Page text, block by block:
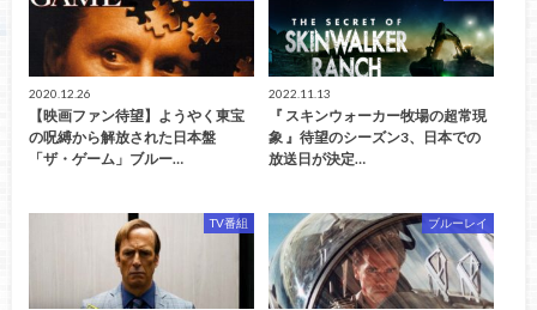
2020.12.26
【映画ファン待望】ようやく東宝
の呪縛から解放された日本盤
「ザ・ゲーム」ブルー…
2022.11.13
『 スキンウォーカー牧場の超常現
象 』待望のシーズン3、日本での
放送日が決定…
TV番組 ブルーレイ